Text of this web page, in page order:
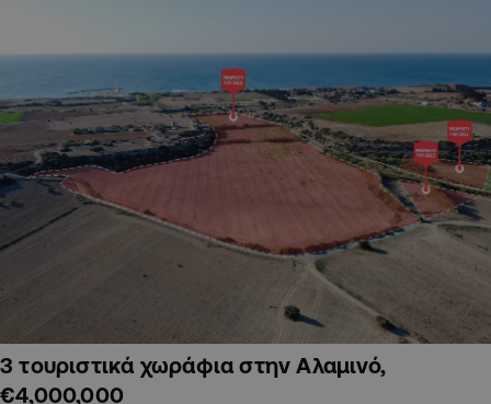
3 τουριστικά χωράφια στην Αλαμινό,
€4,000,000